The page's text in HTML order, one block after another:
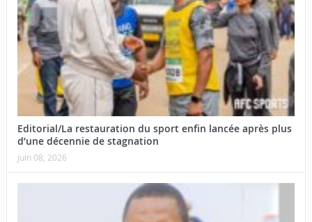
Editorial/La restauration du sport enfin lancée après plus
d’une décennie de stagnation
juin 08, 2026